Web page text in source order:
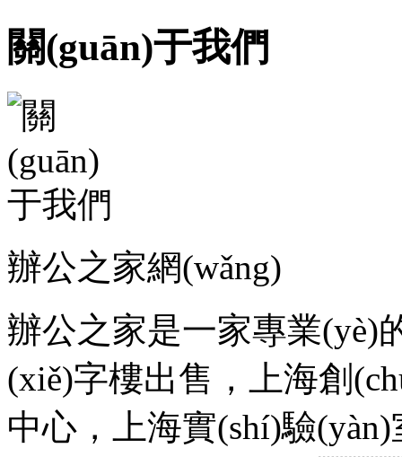
關(guān)于我們
辦公之家網(wǎng)
辦公之家是一家專業(yè)
(xiě)字樓出售，上海創
中心，上海實(shí)驗(yàn)